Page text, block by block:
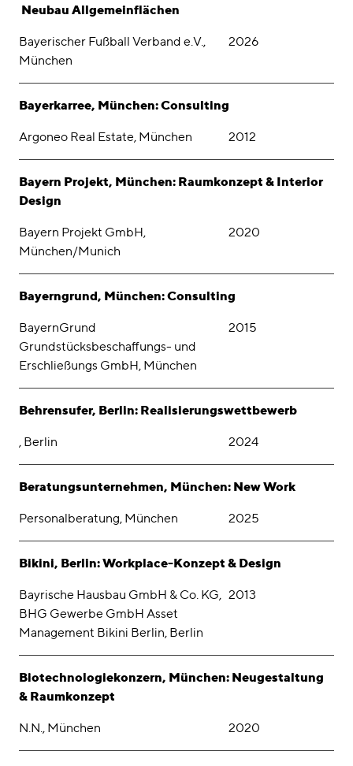
Neubau Allgemeinflächen
Bayerischer Fußball Verband e.V.,
München
2026
Bayerkarree, München: Consulting
Argoneo Real Estate, München 2012
Bayern Projekt, München: Raumkonzept & Interior
Design
Bayern Projekt GmbH,
München/Munich
2020
Bayerngrund, München: Consulting
BayernGrund
Grundstücksbeschaffungs- und
Erschließungs GmbH, München
2015
Behrensufer, Berlin: Realisierungswettbewerb
, Berlin 2024
Beratungsunternehmen, München: New Work
Personalberatung, München 2025
Bikini, Berlin: Workplace-Konzept & Design
Bayrische Hausbau GmbH & Co. KG,
BHG Gewerbe GmbH Asset
Management Bikini Berlin, Berlin
2013
Biotechnologiekonzern, München: Neugestaltung
& Raumkonzept
N.N., München 2020